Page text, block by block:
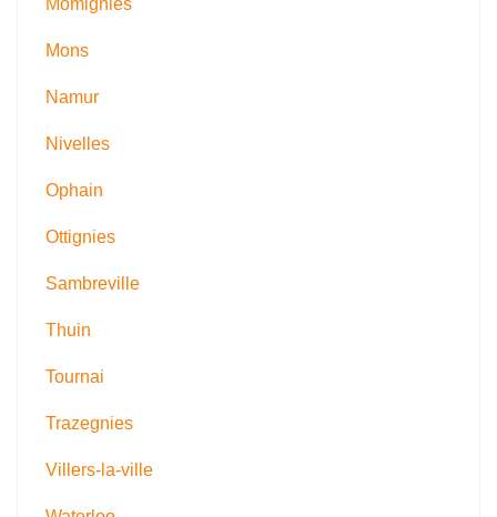
Mons
Namur
Nivelles
Ophain
Ottignies
Sambreville
Thuin
Tournai
Trazegnies
Villers-la-ville